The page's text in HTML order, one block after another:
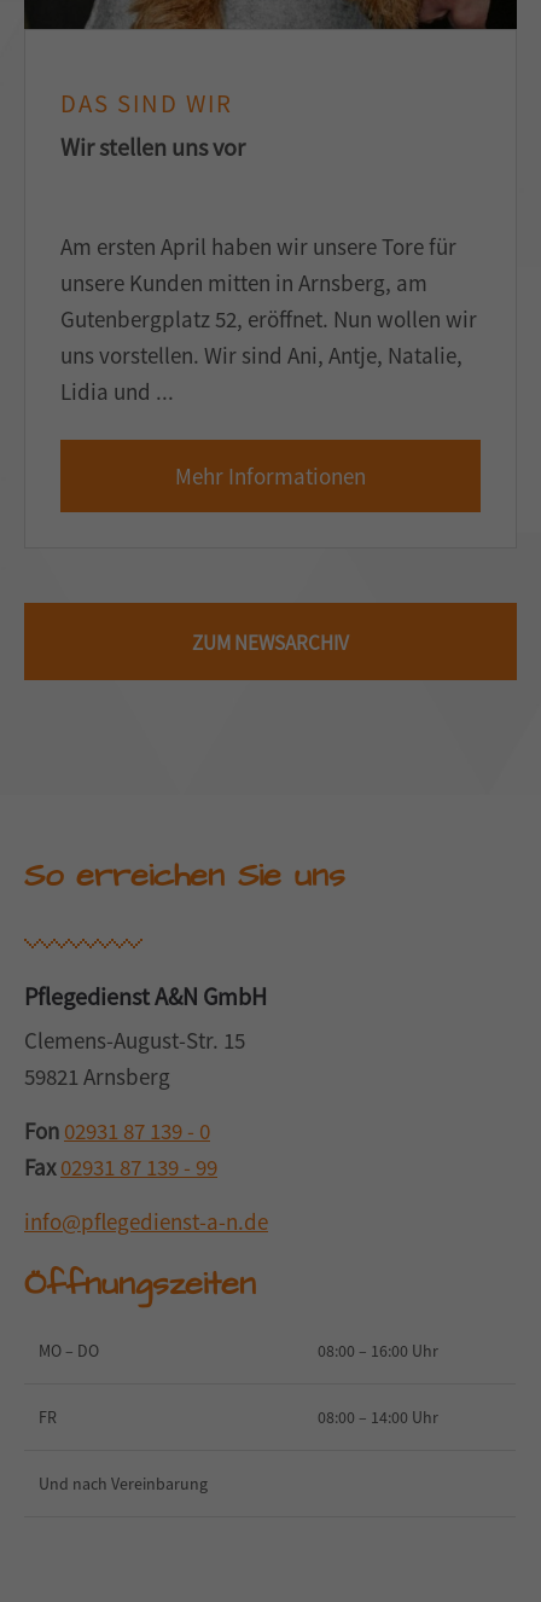
DAS SIND WIR
Wir stellen uns vor
Am ersten April haben wir unsere Tore für
unsere Kunden mitten in Arnsberg, am
Gutenbergplatz 52, eröffnet. Nun wollen wir
uns vorstellen. Wir sind Ani, Antje, Natalie,
Lidia und ...
Mehr Informationen
ZUM NEWSARCHIV
So erreichen Sie uns
Pflegedienst A&N GmbH
Clemens-August-Str. 15
59821 Arnsberg
Fon 02931 87 139 - 0
Fax 02931 87 139 - 99
info@pflegedienst-a-n.de
Öffnungszeiten
MO – DO 08:00 – 16:00 Uhr
FR 08:00 – 14:00 Uhr
Und nach Vereinbarung